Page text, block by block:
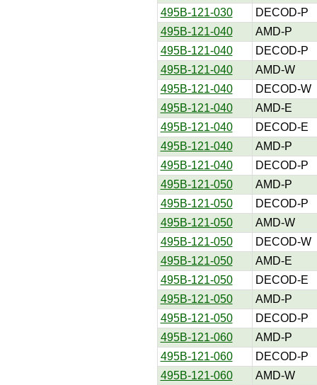
495B-121-030
DECOD-P
495B-121-040
AMD-P
495B-121-040
DECOD-P
495B-121-040
AMD-W
495B-121-040
DECOD-W
495B-121-040
AMD-E
495B-121-040
DECOD-E
495B-121-040
AMD-P
495B-121-040
DECOD-P
495B-121-050
AMD-P
495B-121-050
DECOD-P
495B-121-050
AMD-W
495B-121-050
DECOD-W
495B-121-050
AMD-E
495B-121-050
DECOD-E
495B-121-050
AMD-P
495B-121-050
DECOD-P
495B-121-060
AMD-P
495B-121-060
DECOD-P
495B-121-060
AMD-W